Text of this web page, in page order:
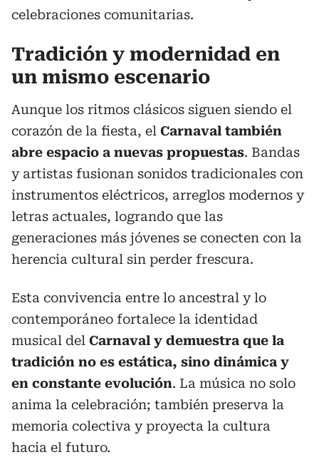
celebraciones comunitarias.
Tradición y modernidad en
un mismo escenario
Aunque los ritmos clásicos siguen siendo el
corazón de la fiesta, el Carnaval también
abre espacio a nuevas propuestas. Bandas
y artistas fusionan sonidos tradicionales con
instrumentos eléctricos, arreglos modernos y
letras actuales, logrando que las
generaciones más jóvenes se conecten con la
herencia cultural sin perder frescura.
Esta convivencia entre lo ancestral y lo
contemporáneo fortalece la identidad
musical del Carnaval y demuestra que la
tradición no es estática, sino dinámica y
en constante evolución. La música no solo
anima la celebración; también preserva la
memoria colectiva y proyecta la cultura
hacia el futuro.